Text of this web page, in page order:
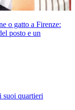
o gatto a Firenze:
posto e un
suoi quartieri